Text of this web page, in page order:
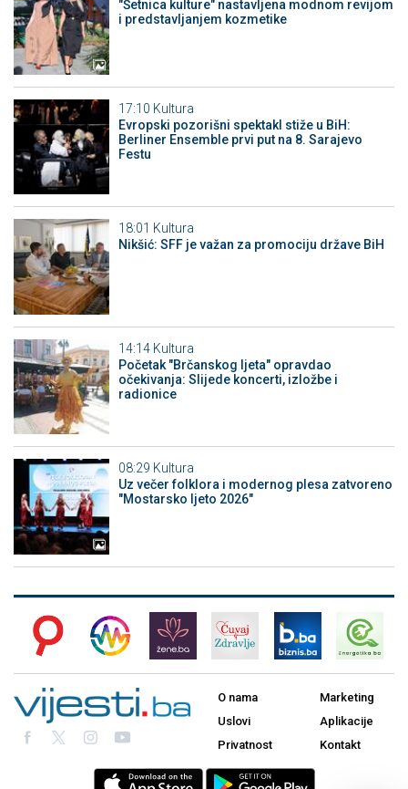
"Šetnica kulture" nastavljena modnom revijom
i predstavljanjem kozmetike
17:10 Kultura
Evropski pozorišni spektakl stiže u BiH:
Berliner Ensemble prvi put na 8. Sarajevo
Festu
18:01 Kultura
Nikšić: SFF je važan za promociju države BiH
14:14 Kultura
Početak "Brčanskog ljeta" opravdao
očekivanja: Slijede koncerti, izložbe i
radionice
08:29 Kultura
Uz večer folklora i modernog plesa zatvoreno
"Mostarsko ljeto 2026"
O nama
Uslovi
Privatnost
Marketing
Aplikacije
Kontakt